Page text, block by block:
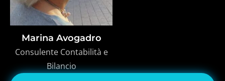
Marina Avogadro
Consulente Contabilità e
Bilancio